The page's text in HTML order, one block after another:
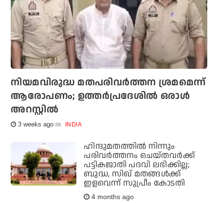
നിയമവിരുദ്ധ മതപരിവര്‍ത്തന ശ്രമമെന്ന്
ആരോപണം; ഉത്തര്‍പ്രദേശില്‍ ഒരാള്‍
അറസ്റ്റില്‍
3 weeks ago INDIA
ഹിന്ദുമതത്തില്‍ നിന്നും
പരിവര്‍ത്തനം ചെയ്തവര്‍ക്ക്
പട്ടികജാതി പദവി ലഭിക്കില്ല;
ബുദ്ധ, സിഖ് മതങ്ങള്‍ക്ക്
ഇളവെന്ന് സുപ്രീം കോടതി
4 months ago